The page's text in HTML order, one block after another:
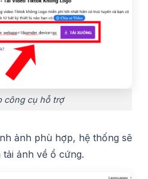
công cụ hỗ trợ
ảnh phù hợp, hệ thống sẽ
ảnh về ổ cứng.